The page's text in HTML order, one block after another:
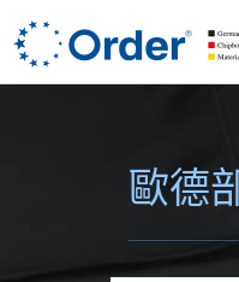
歐德